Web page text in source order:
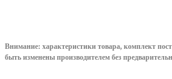
Внимание: характеристики товара, комплект
быть изменены производителем без